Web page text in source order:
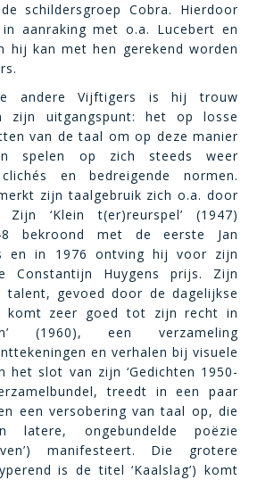
schildersgroep Cobra. Hierdoor
aanraking met o.a. Lucebert en
hij kan met hen gerekend worden
andere Vijftigers is hij trouw
zijn uitgangspunt: het op losse
van de taal om op deze manier
spelen op zich steeds weer
en bedreigende normen.
zijn taalgebruik zich o.a. door
Zijn ‘Klein t(er)reurspel’ (1947)
bekroond met de eerste Jan
en in 1976 ontving hij voor zijn
Constantijn Huygens prijs. Zijn
talent, gevoed door de dagelijkse
komt zeer goed tot zijn recht in
(1960), een verzameling
en verhalen bij visuele
het slot van zijn ‘Gedichten 1950-
treedt in een paar
een versobering van taal op, die
ongebundelde poëzie
manifesteert. Die grotere
is de titel ‘Kaalslag’) komt